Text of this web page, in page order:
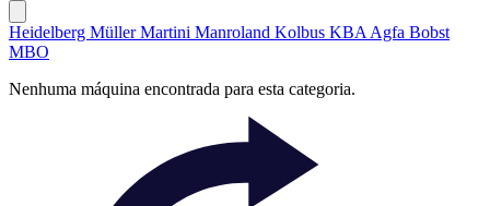
Heidelberg Müller Martini Manroland Kolbus KBA Agfa Bobst
MBO
Nenhuma máquina encontrada para esta categoria.